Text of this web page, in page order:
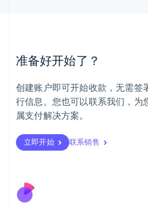
准备好开始了？
创建账户即可开始收款，无需签
行信息。您也可以联系我们，为
属支付解决方案。
立即开始 联系销售
墨西哥
EspañolEnglish
English
葡萄牙
PortuguêsEnglish
日本
瑞典
Svenska English
瑞士
English
斯洛伐克